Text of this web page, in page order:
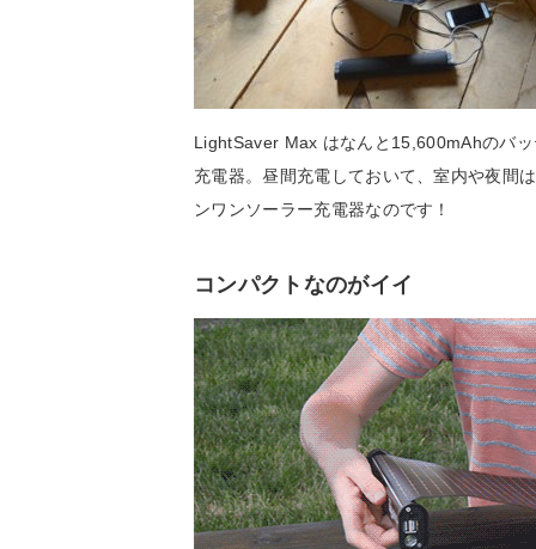
LightSaver Max はなんと15,600mAhのバ
充電器。昼間充電しておいて、室内や夜間
ンワンソーラー充電器なのです！
コンパクトなのがイイ